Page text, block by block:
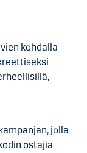
kohdalla
jolla
ostajia